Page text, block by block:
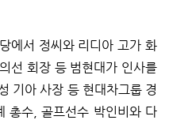
에서 정씨와 리디아 고가 화
선 회장 등 범현대가 인사를
기아 사장 등 현대차그룹 경
총수, 골프선수 박인비와 다